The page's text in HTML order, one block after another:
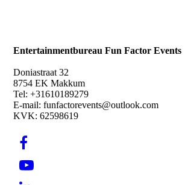
Entertainmentbureau Fun Factor Events
Doniastraat 32
8754 EK Makkum
Tel: +31610189279
E-mail: funfactorevents@outlook.com
KVK: 62598619